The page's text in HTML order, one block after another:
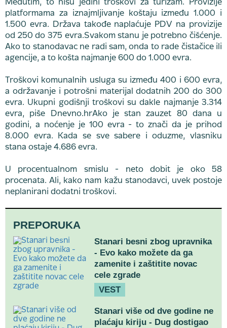
Međutim, to nisu jedini troškovi za turizam. Provizije
platformama za iznajmljivanje koštaju između 1.000 i
1.500 evra. Država takođe naplaćuje PDV na provizije
od 250 do 375 evra.Svakom stanu je potrebno čišćenje.
Ako to stanodavac ne radi sam, onda to rade čistačice ili
agencije, a to košta najmanje 600 do 1.000 evra.
Troškovi komunalnih usluga su između 400 i 600 evra,
a održavanje i potrošni materijal dodatnih 200 do 300
evra. Ukupni godišnji troškovi su dakle najmanje 3.314
evra, piše Dnevno.hrAko je stan zauzet 80 dana u
godini, a noćenje je 100 evra - to znači da je prihod
8.000 evra. Kada se sve sabere i oduzme, vlasniku
stana ostaje 4.686 evra.
U procentualnom smislu - neto dobit je oko 58
procenata. Ali, kako nam kažu stanodavci, uvek postoje
neplanirani dodatni troškovi.
PREPORUKA
Stanari besni zbog upravnika
- Evo kako možete da ga
zamenite i zaštitite novac
cele zgrade
VEST
Stanari više od dve godine ne
plaćaju kiriju - Dug dostigao